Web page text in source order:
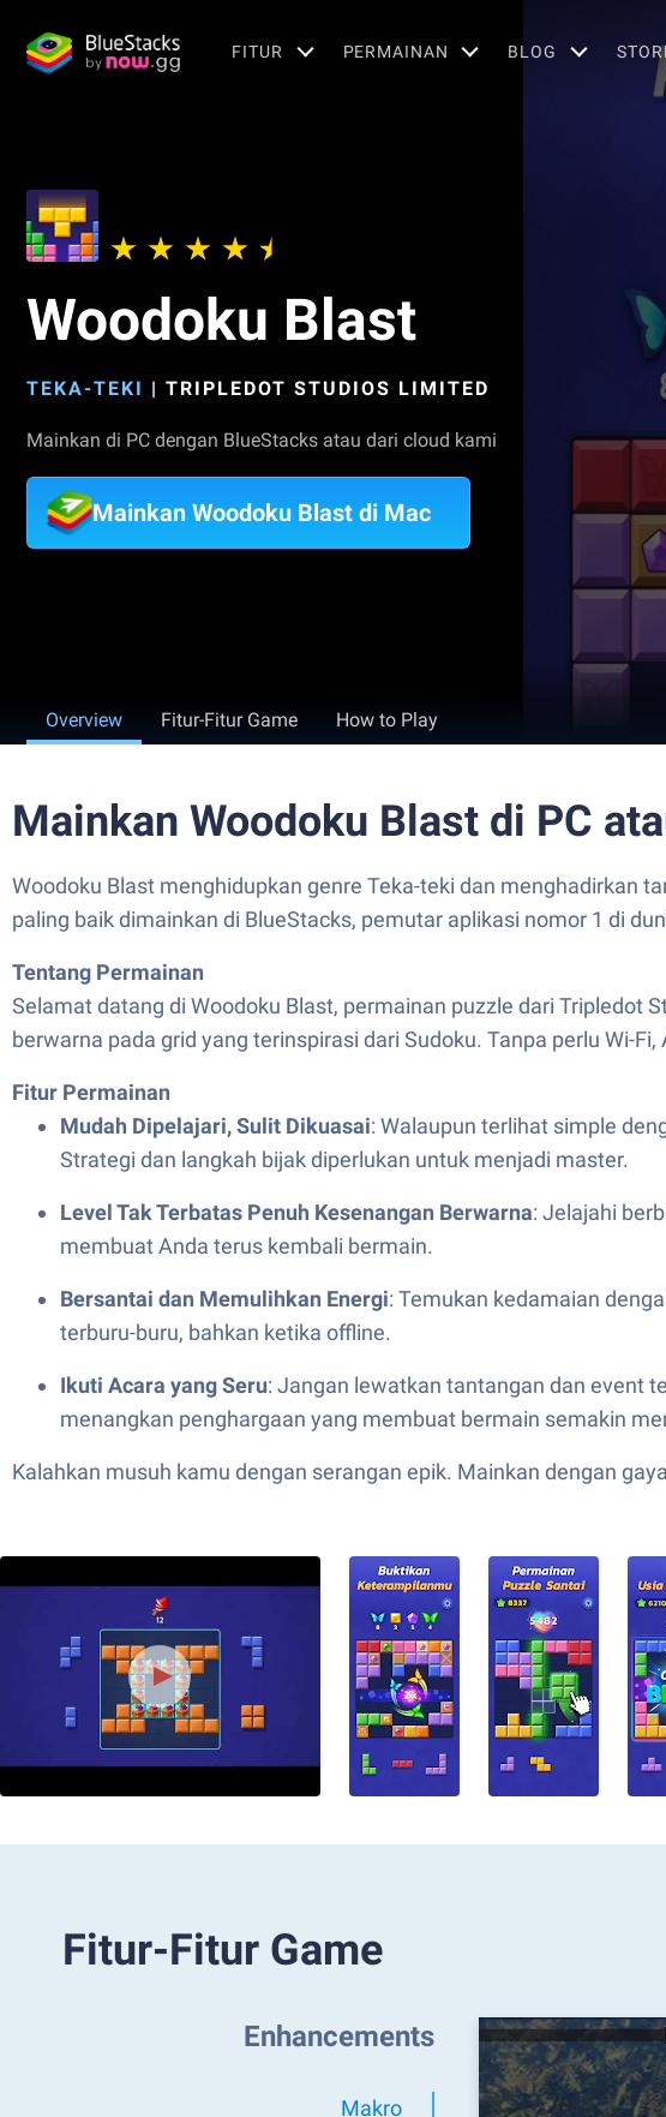
FITUR PERMAINAN BLOG
Woodoku Blast
TEKA-TEKI | TRIPLEDOT STUDIOS LIMITED
Mainkan di PC dengan BlueStacks atau dari cloud kami
Mainkan Woodoku Blast di Mac
Overview Fitur-Fitur Game How to Play
Mainkan Woodoku Blast di PC
Woodoku Blast menghidupkan genre Teka-teki dan menghadirkan
paling baik dimainkan di BlueStacks, pemutar aplikasi nomor 1 di
Tentang Permainan
Selamat datang di Woodoku Blast, permainan puzzle dari Tripledot
berwarna pada grid yang terinspirasi dari Sudoku. Tanpa perlu Wi-
Fitur Permainan
Mudah Dipelajari, Sulit Dikuasai: Walaupun terlihat simple
Strategi dan langkah bijak diperlukan untuk menjadi master.
Level Tak Terbatas Penuh Kesenangan Berwarna: Jelajahi
membuat Anda terus kembali bermain.
Bersantai dan Memulihkan Energi: Temukan kedamaian
terburu-buru, bahkan ketika offline.
Ikuti Acara yang Seru: Jangan lewatkan tantangan dan event
menangkan penghargaan yang membuat bermain semakin
Kalahkan musuh kamu dengan serangan epik. Mainkan dengan
Fitur-Fitur Game
Enhancements
Makro